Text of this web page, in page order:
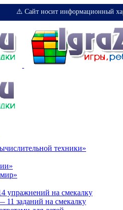
⚠️ Сайт носит информационный
техники»
упражнений на смекалку
11 заданий на смекалку